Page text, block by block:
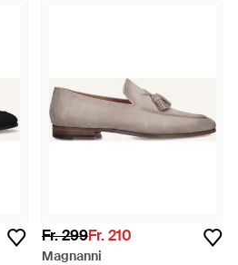
Fr. 299Fr. 210
Magnanni